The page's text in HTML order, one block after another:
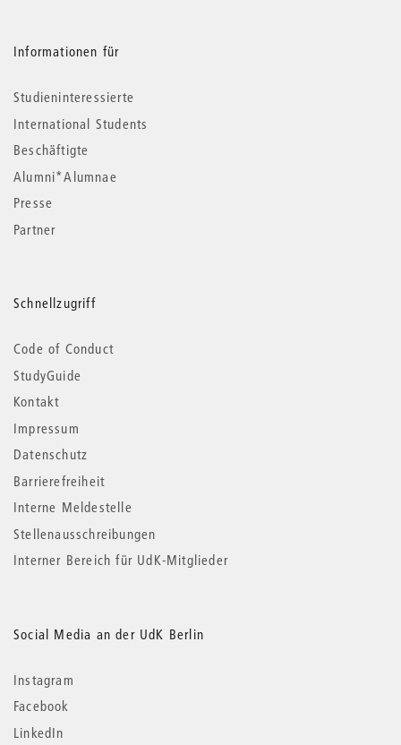
Informationen für
Studieninteressierte
International Students
Beschäftigte
Alumni*Alumnae
Presse
Partner
Schnellzugriff
Code of Conduct
StudyGuide
Kontakt
Impressum
Datenschutz
Barrierefreiheit
Interne Meldestelle
Stellenausschreibungen
Interner Bereich für UdK-Mitglieder
Social Media an der UdK Berlin
Instagram
Facebook
LinkedIn